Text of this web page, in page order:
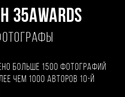
35AWARDS
больше 1500 фотографий
чем 1000 авторов 10-й